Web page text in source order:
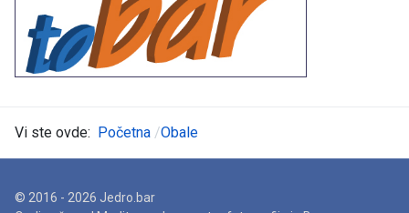
Vi ste ovde: Početna Obale
© 2016 - 2026 Jedro.bar